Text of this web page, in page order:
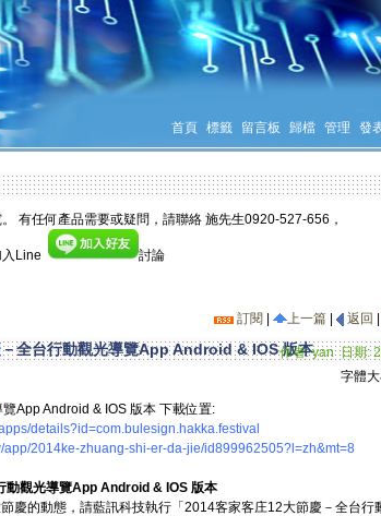
首頁 標籤 留言板 歸檔 管理 發
究。 有任何產品需要或疑問，請聯絡 施先生0920-527-
Line 討論
訂閱 上一篇 返回
全台行動觀光導覽App Android & IOS 版本作者: yan 日期:
字體
覽App Android & IOS 版本 下載位置:
details?id=com.bulesign.hakka.festival
app/2014ke-zhuang-shi-er-da-jie/id899962505?l=zh&mt=8
動觀光導覽App Android & IOS 版本
慶的動態，請藍訊科技執行「2014客家客庄12大節慶－全台行